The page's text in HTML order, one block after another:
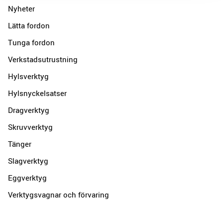
Nyheter
Lätta fordon
Tunga fordon
Verkstadsutrustning
Hylsverktyg
Hylsnyckelsatser
Dragverktyg
Skruvverktyg
Tänger
Slagverktyg
Eggverktyg
Verktygsvagnar och förvaring